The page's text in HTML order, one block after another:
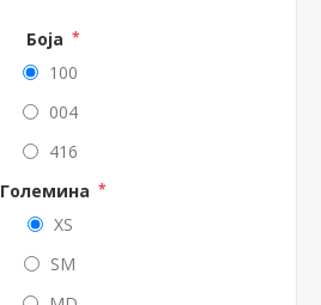
Боја *
100
004
416
Големина *
XS
SM